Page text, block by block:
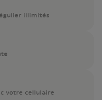
illimités
votre cellulaire